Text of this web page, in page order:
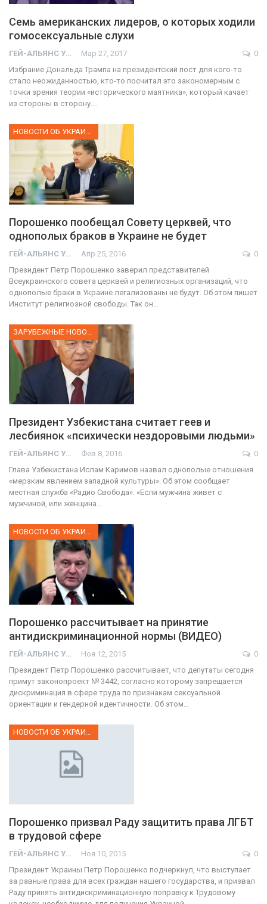
Семь американских лидеров, о которых ходили
гомосексуальные слухи
ГЕЙ-АЛЬЯНС УКРАИНА Мар 27, 2017
0
Избрание Дональда Трампа на президентский пост для кого-то
стало неожиданностью, кто-то посчитал это закономерным с
точки зрения теории «исторического маятника», который качает
из стороны в сторону.…
НОВОСТИ ОБ УКРАИНЕ
Порошенко пообещал Совету церквей, что
однополых браков в Украине не будет
ГЕЙ-АЛЬЯНС УКРАИНА Апр 25, 2016
0
Президент Петр Порошенко заверил представителей
Всеукраинского совета церквей и религиозных организаций, что
однополые браки в Украине легализованы не будут. Об этом пишет
Институт религиозной свободы. Так он…
Президент Узбекистана считает геев и
лесбиянок «психически нездоровыми людьми»
ГЕЙ-АЛЬЯНС УКРАИНА Фев 8, 2016
0
Глава Узбекистана Ислам Каримов назвал однополые отношения
«мерзким явлением западной культуры». Об этом сообщает
местная служба «Радио Свобода». «Если мужчина живет с
мужчиной, или женщина…
НОВОСТИ ОБ УКРАИНЕ
Порошенко рассчитывает на принятие
антидискриминационной нормы (ВИДЕО)
ГЕЙ-АЛЬЯНС УКРАИНА Ноя 12, 2015
0
Президент Петр Порошенко рассчитывает, что депутаты сегодня
примут законопроект № 3442, согласно которому запрещается
дискриминация в сфере труда по признакам сексуальной
ориентации и гендерной идентичности. Об этом…
Порошенко призвал Раду защитить права ЛГБТ
в трудовой сфере
ГЕЙ-АЛЬЯНС УКРАИНА Ноя 10, 2015
0
Президент Украины Петр Порошенко подчеркнул, что выступает
за равные права для всех граждан нашего государства, и призвал
Раду принять антидискриминационную поправку к Трудовому